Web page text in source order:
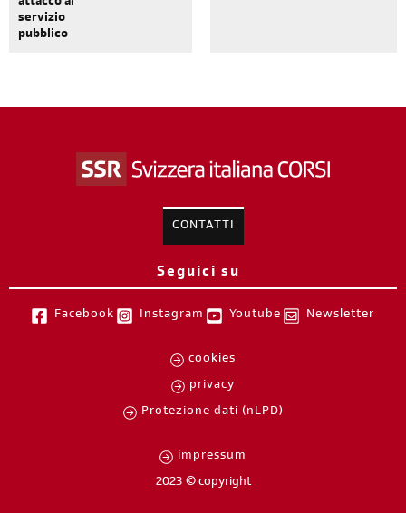
attacco al
servizio
pubblico
CONTATTI
Seguici su
Facebook Instagram Youtube Newsletter
cookies
privacy
Protezione dati (nLPD)
impressum
2023 © copyright